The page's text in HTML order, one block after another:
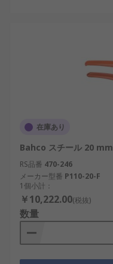
在庫あり
Bahco スチール 20 mm
RS品番 470-246
メーカー型番 P110-20-F
1個小計：
￥10,222.00(税抜)
数量